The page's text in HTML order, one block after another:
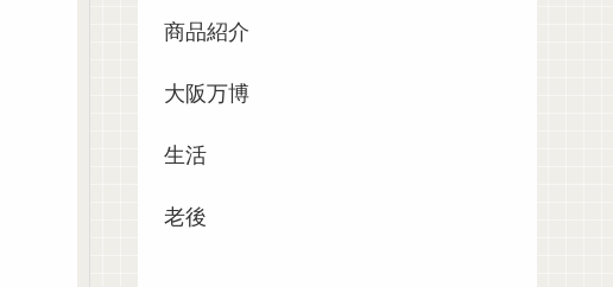
商品紹介
大阪万博
生活
老後